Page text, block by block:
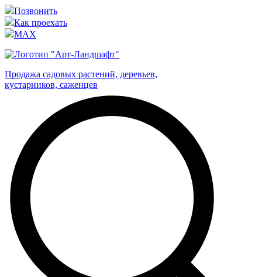
Позвонить
Как проехать
MAX
Продажа садовых растений, деревьев,
кустарников, саженцев